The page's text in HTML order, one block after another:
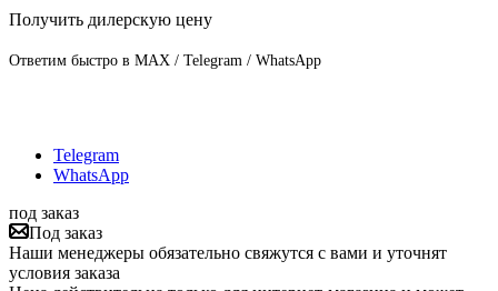
Получить дилерскую цену
Ответим быстро в MAX / Telegram / WhatsApp
Telegram
WhatsApp
под заказ
Под заказ
Наши менеджеры обязательно свяжутся с вами и уточнят
условия заказа